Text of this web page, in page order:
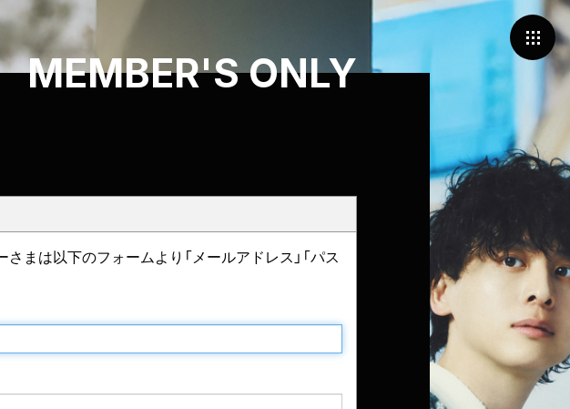
MEMBER'S ONLY
まは以下のフォームより「メールアドレス」「パス